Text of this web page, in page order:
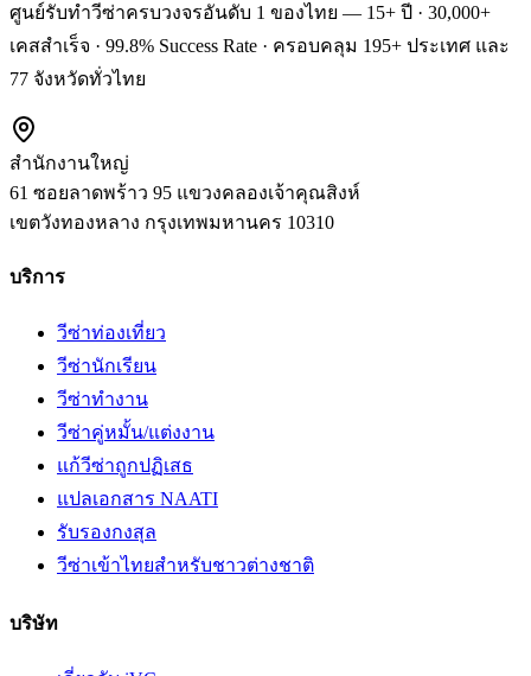
ศูนย์รับทำวีซ่าครบวงจรอันดับ 1 ของไทย — 15+ ปี · 30,000+
เคสสำเร็จ · 99.8% Success Rate · ครอบคลุม 195+ ประเทศ และ
77 จังหวัดทั่วไทย
สำนักงานใหญ่
61 ซอยลาดพร้าว 95 แขวงคลองเจ้าคุณสิงห์
เขตวังทองหลาง กรุงเทพมหานคร 10310
บริการ
วีซ่าท่องเที่ยว
วีซ่านักเรียน
วีซ่าทำงาน
วีซ่าคู่หมั้น/แต่งงาน
แก้วีซ่าถูกปฏิเสธ
แปลเอกสาร NAATI
รับรองกงสุล
วีซ่าเข้าไทยสำหรับชาวต่างชาติ
บริษัท